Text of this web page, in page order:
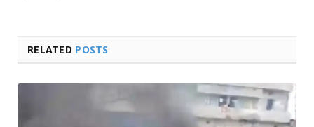
RELATED POSTS